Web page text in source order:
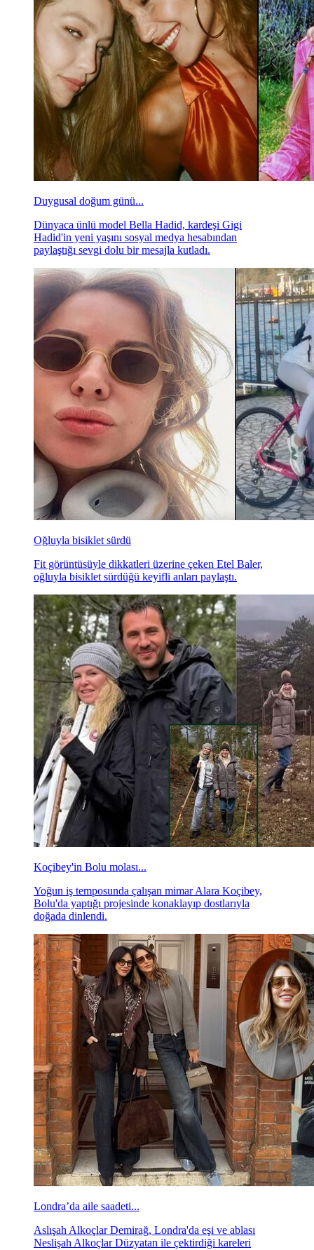
Duygusal doğum günü...
Dünyaca ünlü model Bella Hadid, kardeşi Gigi
Hadid'in yeni yaşını sosyal medya hesabından
paylaştığı sevgi dolu bir mesajla kutladı.
Oğluyla bisiklet sürdü
Fit görüntüsüyle dikkatleri üzerine çeken Etel Baler,
oğluyla bisiklet sürdüğü keyifli anları paylaştı.
Koçibey'in Bolu molası...
Yoğun iş temposunda çalışan mimar Alara Koçibey,
Bolu'da yaptığı projesinde konaklayıp dostlarıyla
doğada dinlendi.
Londra’da aile saadeti...
Aslışah Alkoçlar Demirağ, Londra'da eşi ve ablası
Neslişah Alkoçlar Düzyatan ile çektirdiği kareleri